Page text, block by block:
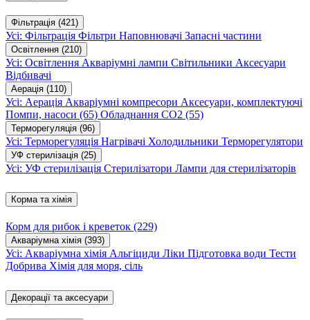
Фільтрація (421)
Усі: Фільтрація Фільтри Наповнювачі Запасні частини
Освітлення (210)
Усі: Освітлення Акваріумні лампи Світильники Аксесуари
Відбивачі
Аерація (110)
Усі: Аерація Акваріумні компресори Аксесуари, комплектуючі
Помпи, насоси (65) Обладнання CO2 (55)
Терморегуляція (96)
Усі: Терморегуляція Нагрівачі Холодильники Терморегулятори
УФ стерилізація (25)
Усі: УФ стерилізація Стерилізатори Лампи для стерилізаторів
Корма та хімія
Корм для рибок і креветок (229)
Акваріумна хімія (393)
Усі: Акваріумна хімія Альгіциди Ліки Підготовка води Тести
Добрива Хімія для моря, сіль
Декорації та аксесуари